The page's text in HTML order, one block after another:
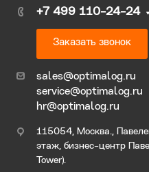
+7 499 110-24-24
Заказать звонок
sales@optimalog.ru
service@optimalog.ru
hr@optimalog.ru
115054, Москва.,
этаж, бизнес-центр
Tower).